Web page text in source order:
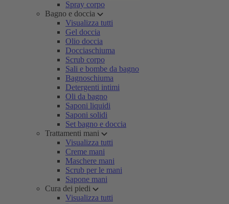
Spray corpo
Bagno e doccia
Visualizza tutti
Gel doccia
Olio doccia
Docciaschiuma
Scrub corpo
Sali e bombe da bagno
Bagnoschiuma
Detergenti intimi
Oli da bagno
Saponi liquidi
Saponi solidi
Set bagno e doccia
Trattamenti mani
Visualizza tutti
Creme mani
Maschere mani
Scrub per le mani
Sapone mani
Cura dei piedi
Visualizza tutti